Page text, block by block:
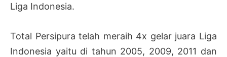
Liga Indonesia.
Total Persipura telah meraih 4x gelar juara Liga
Indonesia yaitu di tahun 2005, 2009, 2011 dan